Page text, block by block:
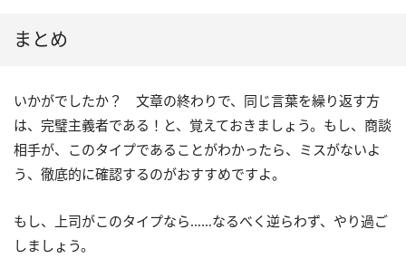
まとめ
いかがでしたか？ 文章の終わりで、同じ言葉を繰り返す方
は、完璧主義者である！と、覚えておきましょう。もし、商談
相手が、このタイプであることがわかったら、ミスがないよ
う、徹底的に確認するのがおすすめですよ。
もし、上司がこのタイプなら……なるべく逆らわず、やり過ご
しましょう。